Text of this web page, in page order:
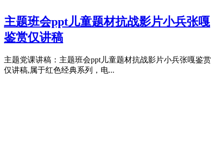
主题班会ppt儿童题材抗战影片小兵张嘎
鉴赏仅讲稿
主题党课讲稿：主题班会ppt儿童题材抗战影片小兵张嘎鉴赏
仅讲稿,属于红色经典系列，电...